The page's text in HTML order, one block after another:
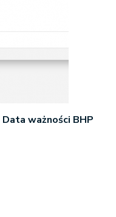
Data ważności BHP